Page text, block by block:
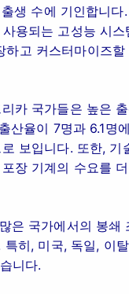
생 수에 기인합니다.
용되는 고성능 시스
고 커스터마이즈할
카 국가들은 높은
산율이 7명과 6.1명
보입니다. 또한, 기
장 기계의 수요를
은 국가에서의 봉쇄
히, 미국, 독일, 이
니다.